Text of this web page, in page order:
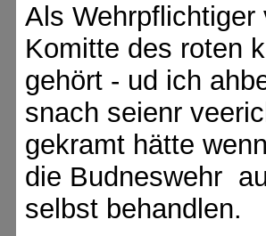
Als
Komitte des roten
gehört - ud ich
snach seienr
gekramt hätte
die Budneswehr
selbst behandlen.